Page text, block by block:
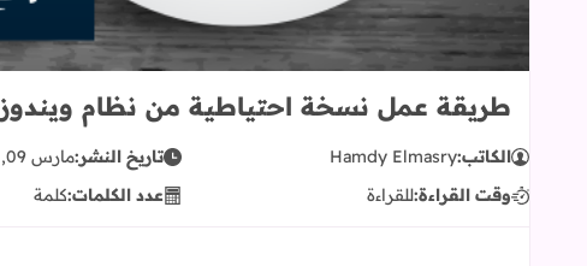
طريقة عمل نسخة احتياطية من نظام ويندوز 10 بالكامل Backup of Windows 10
الكاتب:Hamdy Elmasry تاريخ النشر:مارس 09, 2018
وقت القراءة:للقراءة عدد الكلمات:كلمة